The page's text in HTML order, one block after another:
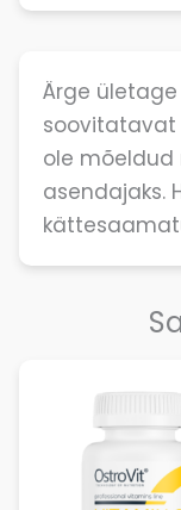
Ärge
soovitatavat
ole
asendajaks.